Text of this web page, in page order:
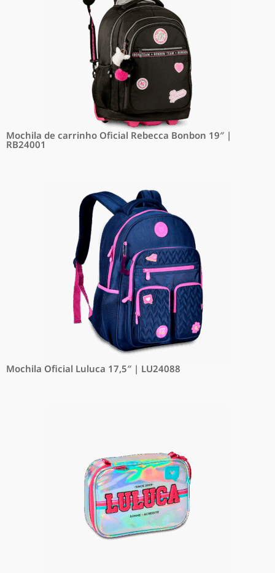
Mochila de carrinho Oficial Rebecca Bonbon 19″ |
RB24001
Mochila Oficial Luluca 17,5″ | LU24088